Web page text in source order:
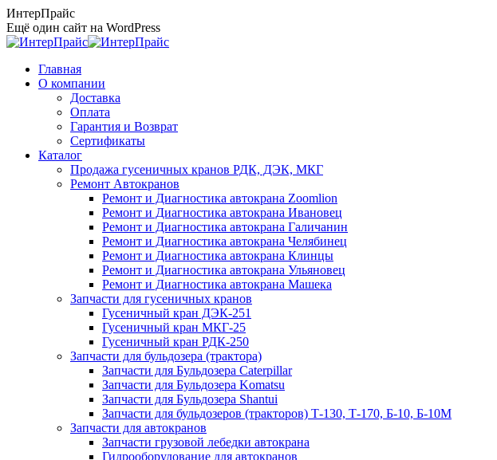
Перейти
к
содержанию
ИнтерПрайс
Ещё один сайт на WordPress
Главная
О компании
Доставка
Оплата
Гарантия и Возврат
Сертификаты
Каталог
Продажа гусеничных кранов РДК, ДЭК, МКГ
Ремонт Автокранов
Ремонт и Диагностика автокрана Zoomlion
Ремонт и Диагностика автокрана Ивановец
Ремонт и Диагностика автокрана Галичанин
Ремонт и Диагностика автокрана Челябинец
Ремонт и Диагностика автокрана Клинцы
Ремонт и Диагностика автокрана Ульяновец
Ремонт и Диагностика автокрана Машека
Запчасти для гусеничных кранов
Гусеничный кран ДЭК-251
Гусеничный кран МКГ-25
Гусеничный кран РДК-250
Запчасти для бульдозера (трактора)
Запчасти для Бульдозера Caterpillar
Запчасти для Бульдозера Komatsu
Запчасти для Бульдозера Shantui
Запчасти для бульдозеров (тракторов) Т-130, Т-170, Б-10, Б-10М
Запчасти для автокранов
Запчасти грузовой лебедки автокрана
Гидрооборудование для автокранов